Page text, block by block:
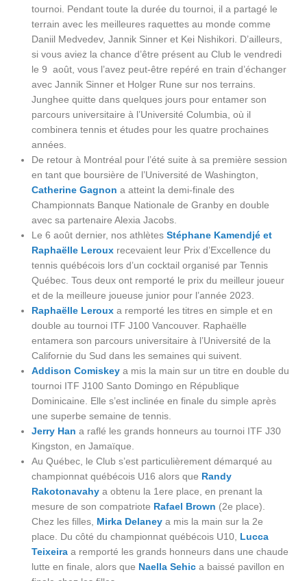
tournoi. Pendant toute la durée du tournoi, il a partagé le
terrain avec les meilleures raquettes au monde comme
Daniil Medvedev, Jannik Sinner et Kei Nishikori. D’ailleurs,
si vous aviez la chance d’être présent au Club le vendredi
le 9 août, vous l’avez peut-être repéré en train d’échanger
avec Jannik Sinner et Holger Rune sur nos terrains.
Junghee quitte dans quelques jours pour entamer son
parcours universitaire à l’Université Columbia, où il
combinera tennis et études pour les quatre prochaines
années.
De retour à Montréal pour l’été suite à sa première session
en tant que boursière de l’Université de Washington,
Catherine Gagnon a atteint la demi-finale des
Championnats Banque Nationale de Granby en double
avec sa partenaire Alexia Jacobs.
Le 6 août dernier, nos athlètes Stéphane Kamendjé et
Raphaëlle Leroux recevaient leur Prix d’Excellence du
tennis québécois lors d’un cocktail organisé par Tennis
Québec. Tous deux ont remporté le prix du meilleur joueur
et de la meilleure joueuse junior pour l’année 2023.
Raphaëlle Leroux a remporté les titres en simple et en
double au tournoi ITF J100 Vancouver. Raphaëlle
entamera son parcours universitaire à l’Université de la
Californie du Sud dans les semaines qui suivent.
Addison Comiskey a mis la main sur un titre en double du
tournoi ITF J100 Santo Domingo en République
Dominicaine. Elle s’est inclinée en finale du simple après
une superbe semaine de tennis.
Jerry Han a raflé les grands honneurs au tournoi ITF J30
Kingston, en Jamaïque.
Au Québec, le Club s’est particulièrement démarqué au
championnat québécois U16 alors que Randy
Rakotonavahy a obtenu la 1ere place, en prenant la
mesure de son compatriote Rafael Brown (2e place).
Chez les filles, Mirka Delaney a mis la main sur la 2e
place. Du côté du championnat québécois U10, Lucca
Teixeira a remporté les grands honneurs dans une chaude
lutte en finale, alors que Naella Sehic a baissé pavillon en